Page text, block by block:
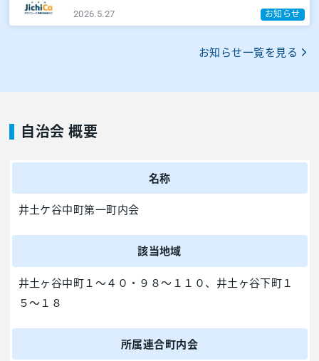
2026.5.27 お知らせ
お知らせ一覧を見る
自治会 概要
名称
井土ケ谷中町第一町内会
該当地域
井土ヶ谷中町１～４０・９８～１１０、井土ヶ谷下町１
５～１８
所属連合町内会